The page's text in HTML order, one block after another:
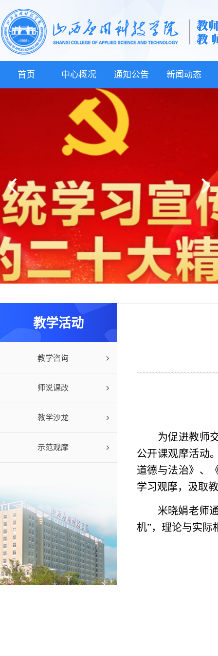
首页 中心概况 通知公告 新闻动态
教学活动
教学咨询
师说课改
教学沙龙
示范观摩
为促进教师
公开课观摩活动
道德与法治》、
学习观摩，汲取
米晓娟老师
机”，理论与实际